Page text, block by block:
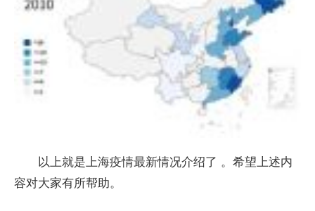
以上就是上海疫情最新情况介绍了 。希望上述内
容对大家有所帮助。